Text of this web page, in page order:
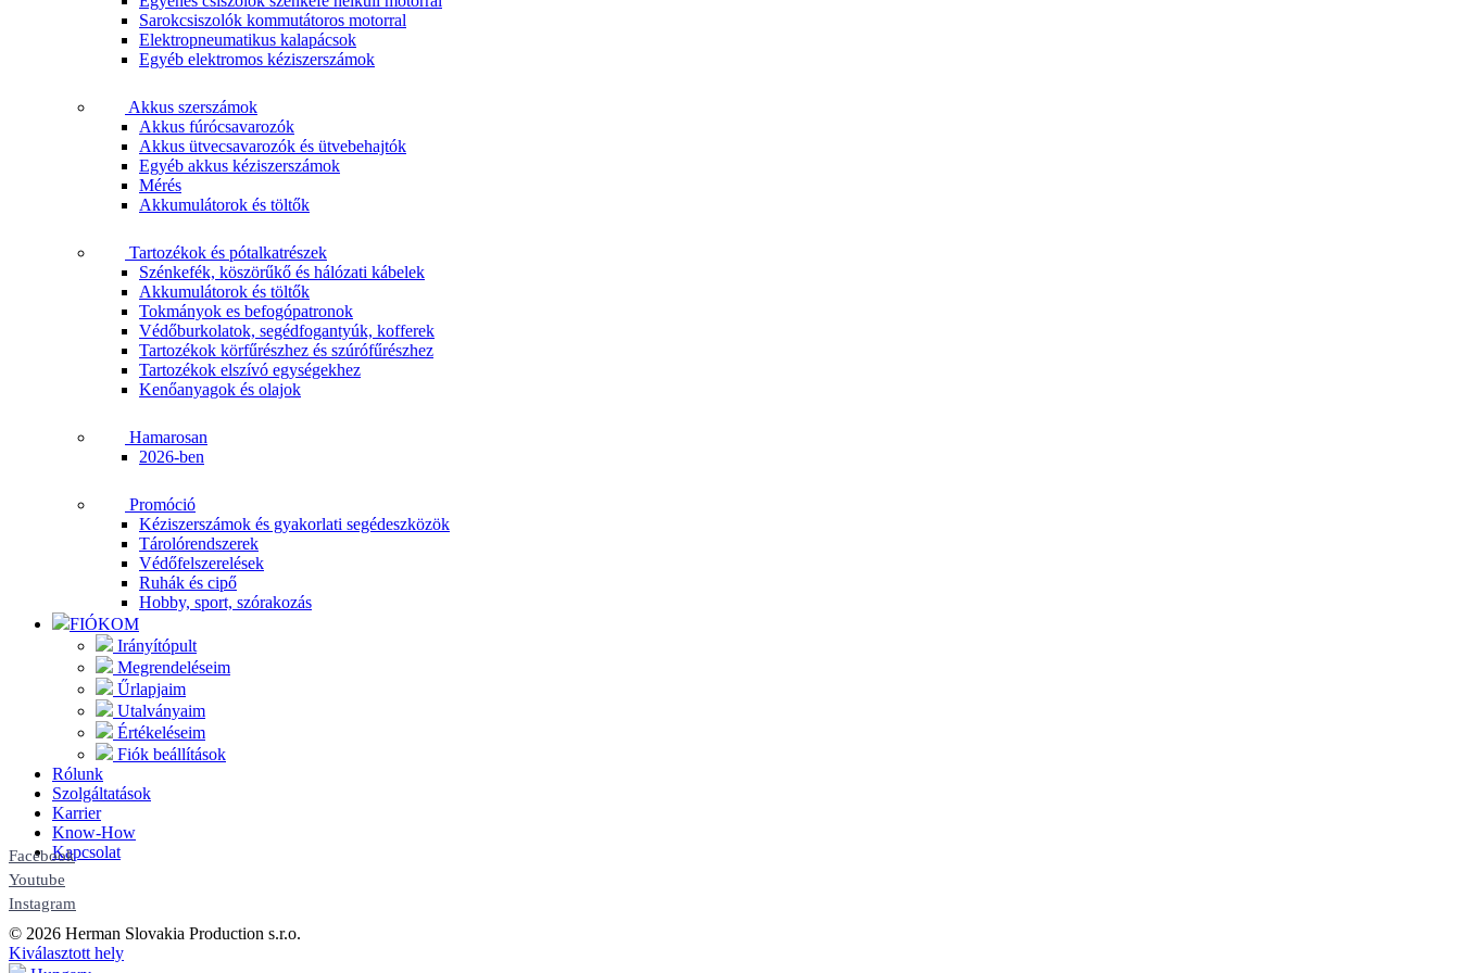
Sarokcsiszolók kommutátoros motorral
Elektropneumatikus kalapácsok
Egyéb elektromos kéziszerszámok
Akkus szerszámok
Akkus fúrócsavarozók
Akkus ütvecsavarozók és ütvebehajtók
Egyéb akkus kéziszerszámok
Mérés
Akkumulátorok és töltők
Tartozékok és pótalkatrészek
Szénkefék, köszörűkő és hálózati kábelek
Akkumulátorok és töltők
Tokmányok es befogópatronok
Védőburkolatok, segédfogantyúk, kofferek
Tartozékok körfűrészhez és szúrófűrészhez
Tartozékok elszívó egységekhez
Kenőanyagok és olajok
Hamarosan
2026-ben
Promóció
Kéziszerszámok és gyakorlati segédeszközök
Tárolórendszerek
Védőfelszerelések
Ruhák és cipő
Hobby, sport, szórakozás
FIÓKOM
Irányítópult
Megrendeléseim
Űrlapjaim
Utalványaim
Értékeléseim
Fiók beállítások
Rólunk
Szolgáltatások
Karrier
Know-How
Kapcsolat
Facebook
Youtube
Instagram
© 2026 Herman Slovakia Production s.r.o.
Kiválasztott hely